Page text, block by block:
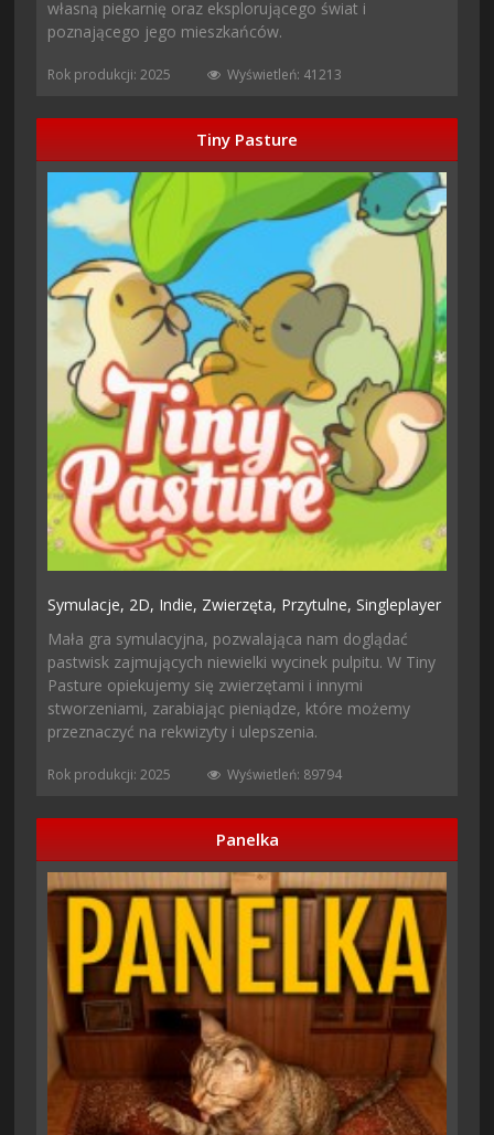
własną piekarnię oraz eksplorującego świat i
poznającego jego mieszkańców.
Rok produkcji: 2025 Wyświetleń: 41213
Tiny Pasture
Symulacje, 2D, Indie, Zwierzęta, Przytulne,Singleplayer
Mała gra symulacyjna, pozwalająca nam doglądać
pastwisk zajmujących niewielki wycinek pulpitu. W Tiny
Pasture opiekujemy się zwierzętami i innymi
stworzeniami, zarabiając pieniądze, które możemy
przeznaczyć na rekwizyty i ulepszenia.
Rok produkcji: 2025 Wyświetleń: 89794
Panelka